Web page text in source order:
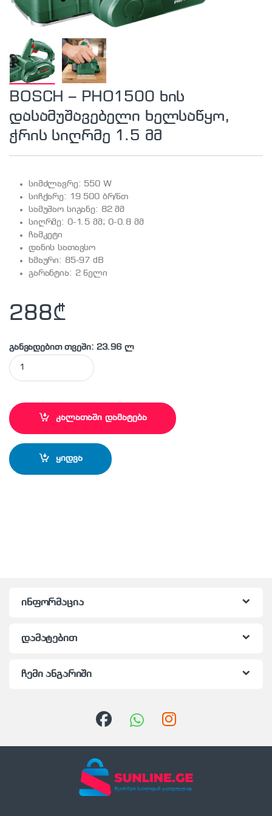
BOSCH – PHO1500 ხის
დასამუშავებელი ხელსაწყო,
ჭრის სიღრმე 1.5 მმ
სიმძლავრე: 550 W
სიჩქარე: 19 500 ბრ/წთ
სამუშაო სიგანე: 82 მმ
სიღრმე: 0-1.5 მმ; 0-0.8 მმ
ჩამკეტი
დანის სათავსო
ხმაური: 85-97 dB
გარანტია: 2 წელი
288₾
განვადებით თვეში: 23.96 ლ
BOSCH - PHO1500 ხის დასამუშავებელი ხელსაწყო, ჭრის
კალათაში დამატება
ყიდვა
ინფორმაცია
დამატებით
ჩემი ანგარიში